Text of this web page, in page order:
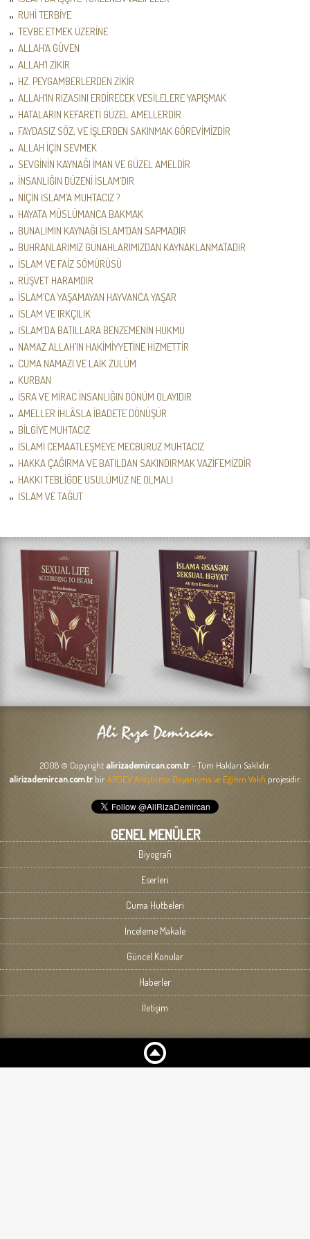
RUHİ TERBİYE
TEVBE ETMEK ÜZERİNE
ALLAH’A GÜVEN
ALLAH’I ZİKİR
HZ. PEYGAMBERLERDEN ZİKİR
ALLAH’IN RIZASINI ERDİRECEK VESİLELERE YAPIŞMAK
HATALARIN KEFARETİ GÜZEL AMELLERDİR
FAYDASIZ SÖZ, VE İŞLERDEN SAKINMAK GÖREVİMİZDİR
ALLAH İÇİN SEVMEK
SEVGİNİN KAYNAĞI İMAN VE GÜZEL AMELDİR
İNSANLIĞIN DÜZENİ İSLAM’DIR
NİÇİN İSLAM’A MUHTACIZ ?
HAYATA MÜSLÜMANCA BAKMAK
BUNALIMIN KAYNAĞI İSLAM’DAN SAPMADIR
BUHRANLARIMIZ GÜNAHLARIMIZDAN KAYNAKLANMATADIR
İSLAM VE FAİZ SÖMÜRÜSÜ
RÜŞVET HARAMDIR
İSLAM’CA YAŞAMAYAN HAYVANCA YAŞAR
İSLAM VE IRKÇILIK
İSLAM’DA BATILLARA BENZEMENİN HÜKMÜ
NAMAZ ALLAH’IN HAKİMİYYETİNE HİZMETTİR
CUMA NAMAZI VE LAİK ZULÜM
KURBAN
İSRA VE MİRAC İNSANLIĞIN DÖNÜM OLAYIDIR
AMELLER İHLÂSLA İBADETE DÖNÜŞÜR
BİLGİYE MUHTACIZ
İSLAMİ CEMAATLEŞMEYE MECBURUZ MUHTACIZ
HAKKA ÇAĞIRMA VE BATILDAN SAKINDIRMAK VAZİFEMİZDİR
HAKKI TEBLİĞDE USULÜMÜZ NE OLMALI
İSLAM VE TAĞUT
2008 © Copyright alirizademircan.com.tr- Tüm Hakları Saklıdır.
alirizademircan.com.tr birARDEV Araştırma Dayanışma ve Eğitim Vakfı projesidir.
GENEL MENÜLER
Biyografi
Eserleri
Cuma Hutbeleri
İnceleme Makale
Güncel Konular
Haberler
İletişim